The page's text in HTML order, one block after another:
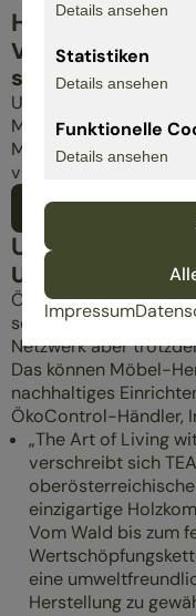
HERSTELLER
Verantwortung,
spüren kann.
Unsere Hersteller
Mensch und Natur
Materialien, faire
viele schon seit
Alle Hersteller im
UNSERE
Unterstützung
ÖkoControl-Förderer
selbst nicht
Netzwerk aber
Das können Möbel-
nachhaltiges
ÖkoControl-Händler,
„The Art of Living
verschreibt sich
einzigartige
Vom Wald bis zum
eine
Herstellung zu
Details ansehen
Statistiken
Details ansehen
Funktionelle
Details ansehen
Impressum